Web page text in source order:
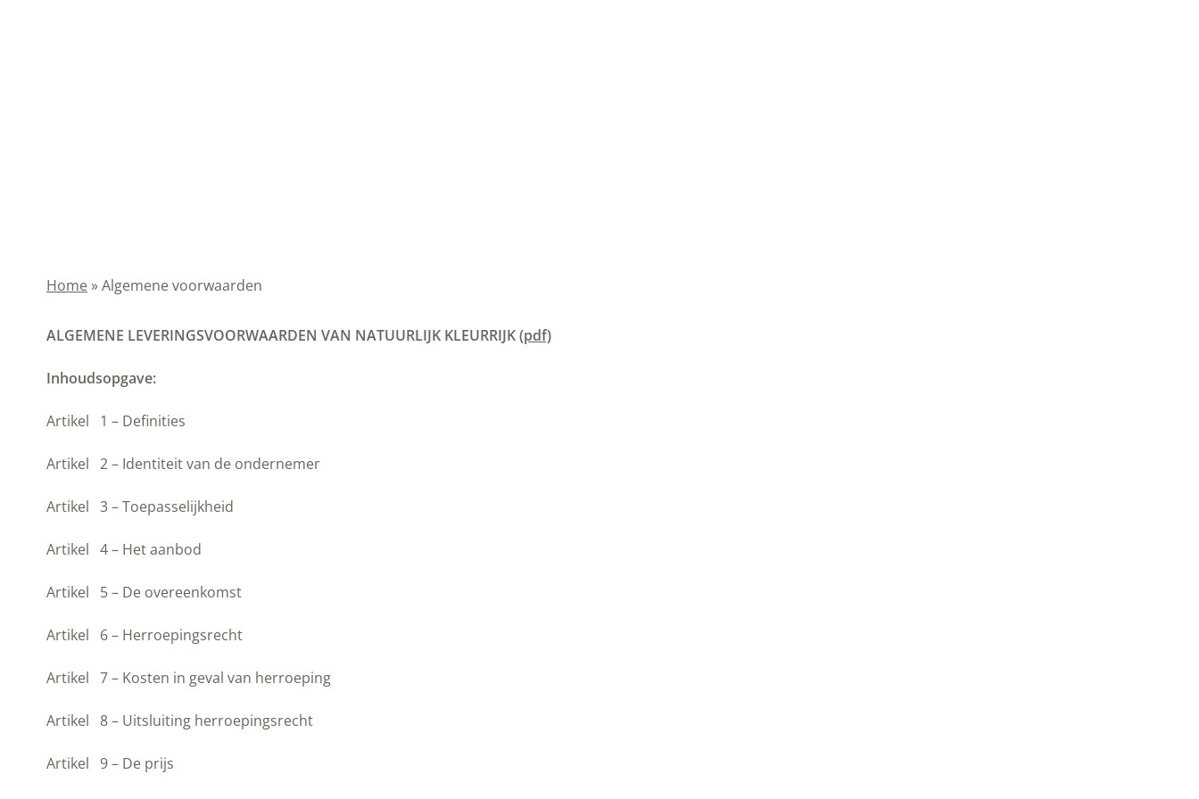
Home»Algemene voorwaarden
ALGEMENE LEVERINGSVOORWAARDEN VAN NATUURLIJK KLEURRIJK(pdf)
Inhoudsopgave:
Artikel 1 – Definities
Artikel 2 – Identiteit van de ondernemer
Artikel 3 – Toepasselijkheid
Artikel 4 – Het aanbod
Artikel 5 – De overeenkomst
Artikel 6 – Herroepingsrecht
Artikel 7 – Kosten in geval van herroeping
Artikel 8 – Uitsluiting herroepingsrecht
Artikel 9 – De prijs